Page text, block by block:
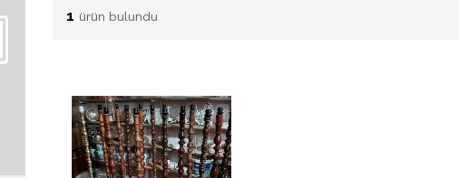
1 ürün bulundu